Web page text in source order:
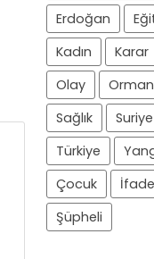
Erdoğan
Kadın
Karar
Olay
Orman
Sağlık
Suriye
Türkiye
Çocuk
İfade
Şüpheli